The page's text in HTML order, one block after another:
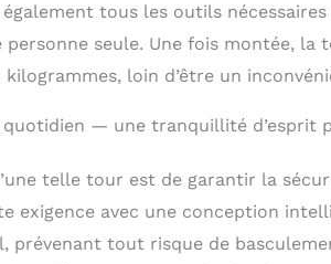
tous les outils nécessaires
personne seule. Une fois montée,
loin d’être un
— une tranquillité d’esprit
telle tour est de garantir la
exigence avec une conception
prévenant tout risque de